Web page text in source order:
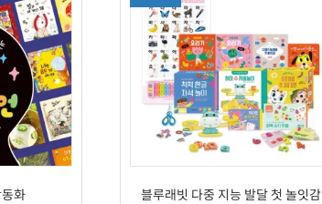
화 블루래빗 다중 지능 발달 첫 놀잇감